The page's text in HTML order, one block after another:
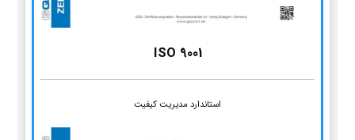
ISO 9001
استاندارد مدیریت کیفیت